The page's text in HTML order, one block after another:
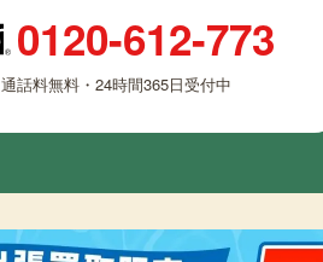
0120-612-773
通話料無料・24時間365日受付中